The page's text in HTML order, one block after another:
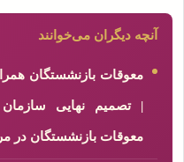
آنچه دیگران می‌خوانند
معوقات بازنشستگان
| تصمیم نهایی سازمان
معوقات بازنشستگان در